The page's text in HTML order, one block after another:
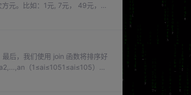
元。比如：1元, 7元， 49元，
多越好！请你帮忙计算一下，最
后，我们使用 join 函数将排序好
（1≤ai≤1051≤ai​≤105）。
这n个数字连接成一排，即令相